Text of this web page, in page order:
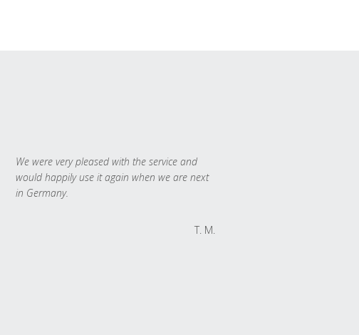
We were very pleased with the service and
would happily use it again when we are next
in Germany.
T. M.